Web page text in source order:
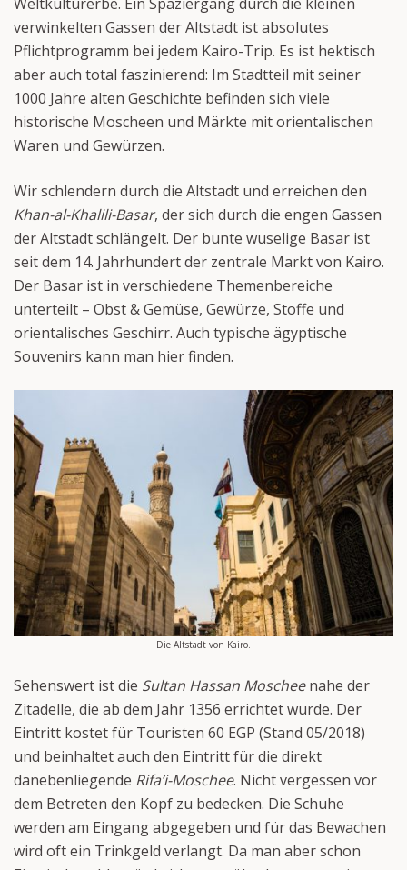
verwinkelten Gassen der Altstadt ist absolutes
Pflichtprogramm bei jedem Kairo-Trip. Es ist hektisch
aber auch total faszinierend: Im Stadtteil mit seiner
1000 Jahre alten Geschichte befinden sich viele
historische Moscheen und Märkte mit orientalischen
Waren und Gewürzen.
Wir schlendern durch die Altstadt und erreichen den
Khan-al-Khalili-Basar, der sich durch die engen Gassen
der Altstadt schlängelt. Der bunte wuselige Basar ist
seit dem 14. Jahrhundert der zentrale Markt von Kairo.
Der Basar ist in verschiedene Themenbereiche
unterteilt – Obst & Gemüse, Gewürze, Stoffe und
orientalisches Geschirr. Auch typische ägyptische
Souvenirs kann man hier finden.
Die Altstadt von Kairo.
Sehenswert ist die Sultan Hassan Moscheenahe der
Zitadelle, die ab dem Jahr 1356 errichtet wurde. Der
Eintritt kostet für Touristen 60 EGP (Stand 05/2018)
und beinhaltet auch den Eintritt für die direkt
danebenliegende Rifa’i-Moschee. Nicht vergessen vor
dem Betreten den Kopf zu bedecken. Die Schuhe
werden am Eingang abgegeben und für das Bewachen
wird oft ein Trinkgeld verlangt. Da man aber schon